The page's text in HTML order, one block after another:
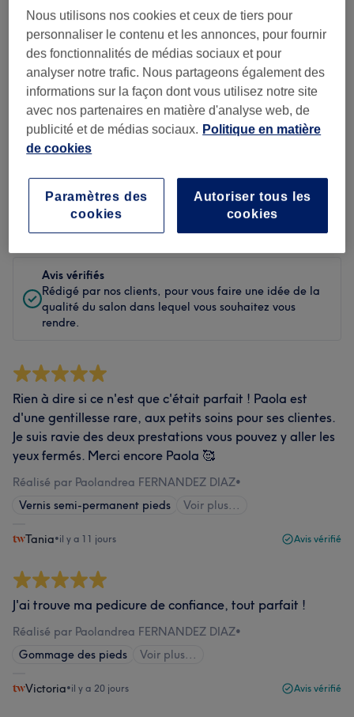
Propreté
Personnel
Filtrer les avis
beauté
Toutes les prestations
Évaluation Filtrer par évaluation
Avis vérifiés
Rédigé par nos clients, pour vous faire une idée de la
qualité du salon dans lequel vous souhaitez vous
rendre.
Rien à dire si ce n'est que c'était parfait ! Paola est
d'une gentillesse rare, aux petits soins pour ses clientes.
Je suis ravie des deux prestations vous pouvez y aller les
yeux fermés. Merci encore Paola 🥰
Réalisé par Paolandrea FERNANDEZ DIAZ•
Vernis semi-permanent pieds
Voir plus...
Tania•il y a 11 jours Avis vérifié
J'ai trouve ma pedicure de confiance, tout parfait !
Réalisé par Paolandrea FERNANDEZ DIAZ•
Gommage des pieds
Voir plus...
Victoria•il y a 20 jours Avis vérifié
Nous utilisons nos cookies et ceux de tiers pour
personnaliser le contenu et les annonces, pour fournir
des fonctionnalités de médias sociaux et pour
analyser notre trafic. Nous partageons également des
informations sur la façon dont vous utilisez notre site
avec nos partenaires en matière d'analyse web, de
publicité et de médias sociaux. Politique en matière
de cookies
Autoriser tous les
cookies
Paramètres des
cookies